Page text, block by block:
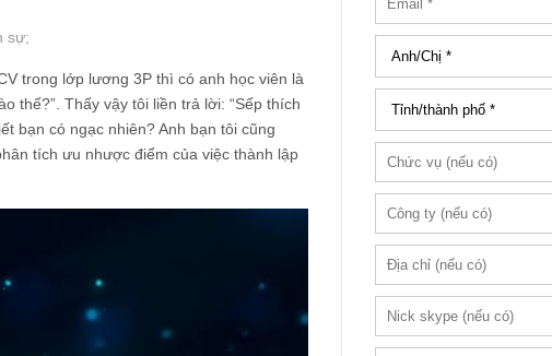
sự;
trong lớp lương 3P thì có anh học viên là
thế?”. Thấy vậy tôi liền trả lời: “Sếp thích
bạn có ngạc nhiên? Anh bạn tôi cũng
tích ưu nhược điểm của việc thành lập